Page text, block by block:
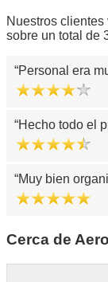
Nuestros
sobre un total de
Personal era
Hecho todo el
Muy bien
Cerca de